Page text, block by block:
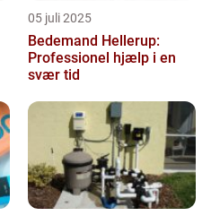
05 juli 2025
Bedemand Hellerup:
Professionel hjælp i en
svær tid